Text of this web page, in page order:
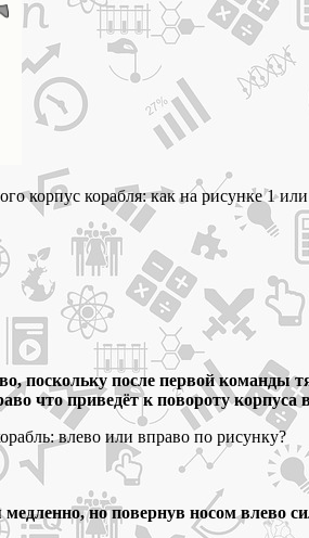
корпус корабля: как на рисунке 1
поскольку после первой команды
что приведёт к повороту корпуса
влево или вправо по рисунку?
но повернув носом влево